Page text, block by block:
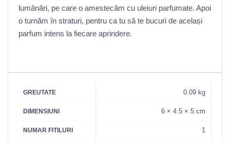
lumânări, pe care o amestecăm cu uleiuri parfumate. Apoi
o turnăm în straturi, pentru ca tu să te bucuri de același
parfum intens la fiecare aprindere.
GREUTATE 0.09 kg
DIMENSIUNI 6 × 4.5 × 5 cm
NUMAR FITILURI 1